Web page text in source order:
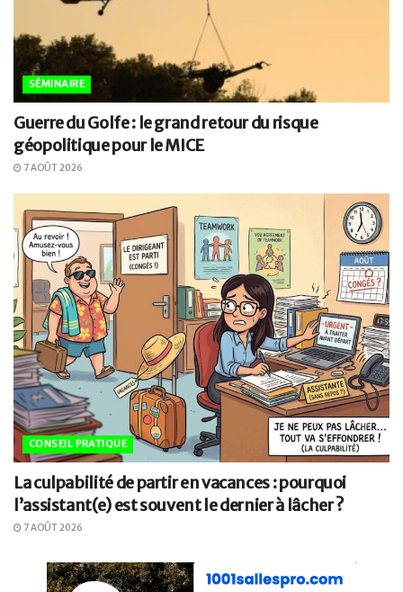
SÉMINAIRE
Guerre du Golfe : le grand retour du risque
géopolitique pour le MICE
7 AOÛT 2026
CONSEIL PRATIQUE
La culpabilité de partir en vacances : pourquoi
l’assistant(e) est souvent le dernier à lâcher ?
7 AOÛT 2026